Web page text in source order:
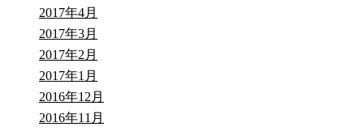
2017年4月
2017年3月
2017年2月
2017年1月
2016年12月
2016年11月